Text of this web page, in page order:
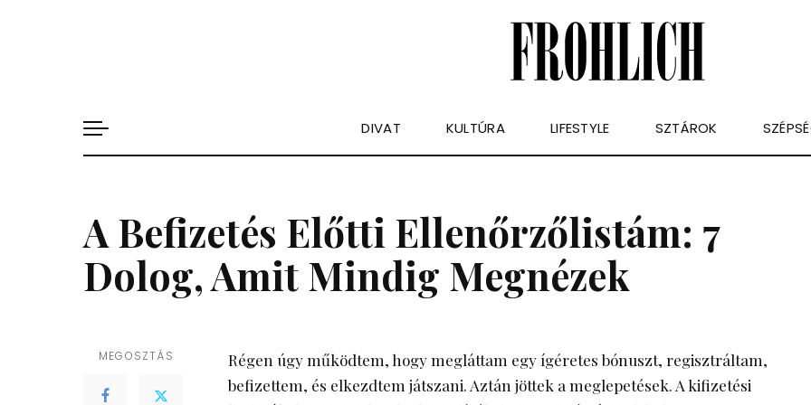
DIVAT KULTÚRA LIFESTYLE SZTÁROK
A Befizetés Előtti Ellenőrzőlistám: 7
Dolog, Amit Mindig Megnézek
MEGOSZTÁS
Régen úgy működtem, hogy megláttam egy ígéretes bónuszt, regisztráltam,
befizettem, és elkezdtem játszani. Aztán jöttek a meglepetések. A kifizetési